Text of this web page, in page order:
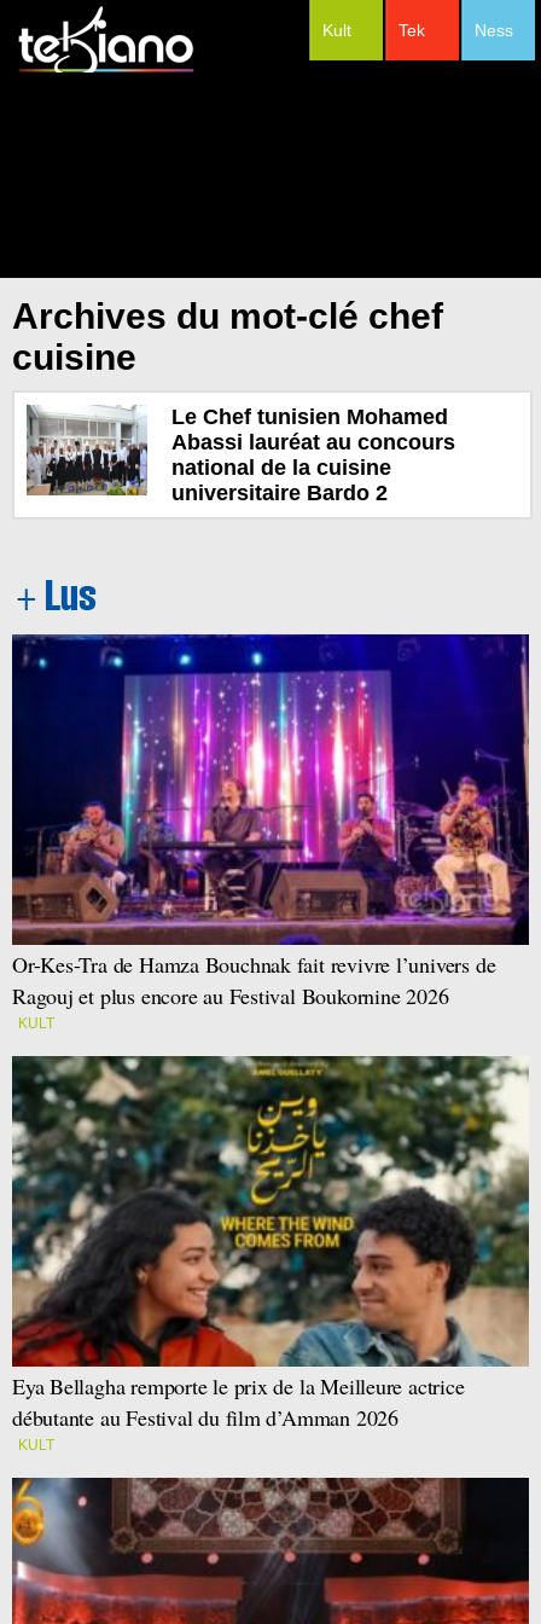
Ness
Tek
Kult
Archives du mot-clé chef
cuisine
Le Chef tunisien Mohamed
Abassi lauréat au concours
national de la cuisine
universitaire Bardo 2
Or-Kes-Tra de Hamza Bouchnak fait revivre l’univers de
Ragouj et plus encore au Festival Boukornine 2026
KULT
Eya Bellagha remporte le prix de la Meilleure actrice
débutante au Festival du film d’Amman 2026
KULT